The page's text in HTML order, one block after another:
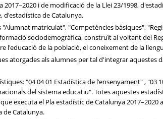
i de modificació de la Llei 23/1998,
d'estadística de Catalunya.
matriculat", "Competències bàsiques",
sociodemogràfica, construït al voltant del
de la població, el coneixement de la
atorgades als alumnes per tal d'integrar aquestes
"04 04 01 Estadística de l'ensenyament" , "03
del sistema educatiu". Totes aquestes
executa el Pla estadístic de Catalunya
de Catalunya.